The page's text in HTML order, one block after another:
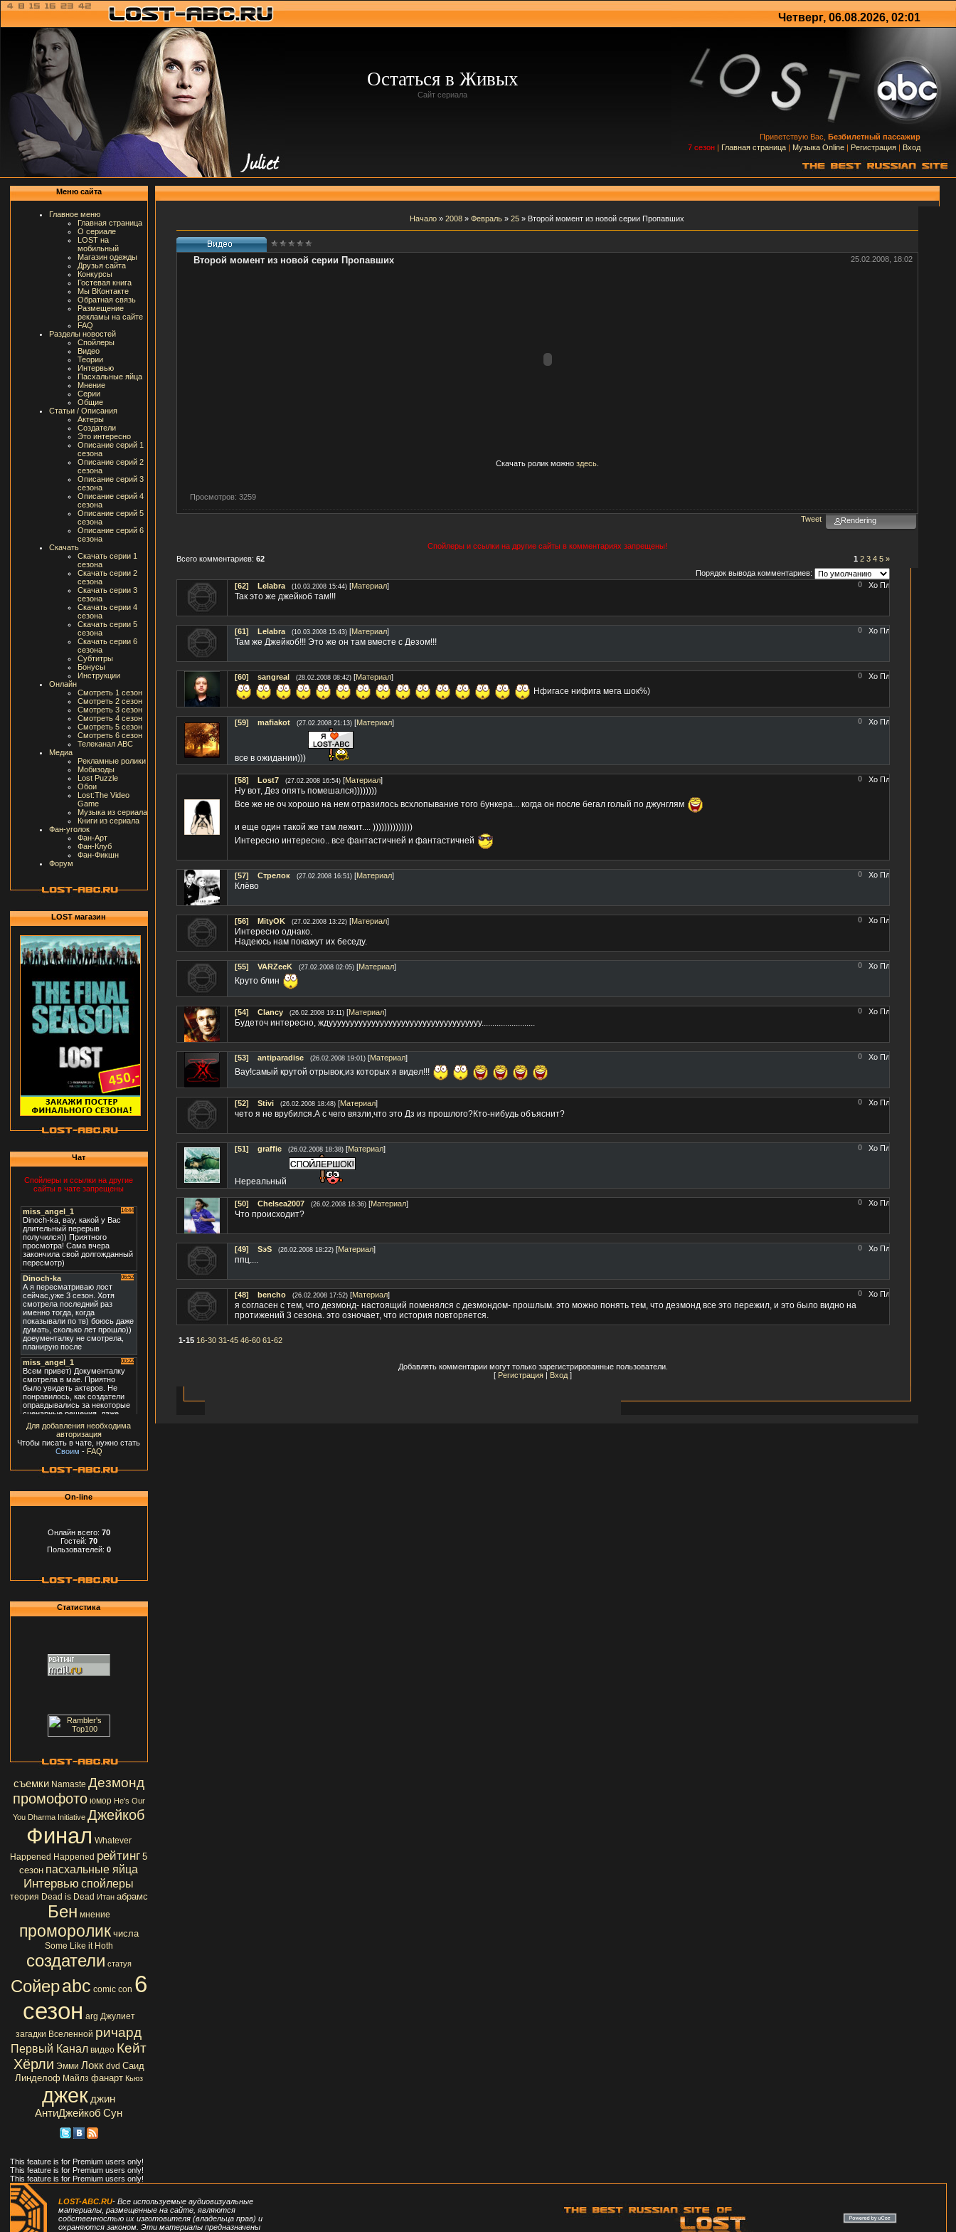
Четверг, 06.08.2026, 02:01
Остаться в Живых
Сайт сериала
Приветствую Вас, Безбилетный пассажир
7 сезон | Главная страница | Музыка Online | Регистрация | Вход
Меню сайта
Главное меню
Главная страница
О сериале
LOST на
мобильный
Магазин одежды
Друзья сайта
Конкурсы
Гостевая книга
Мы ВКонтакте
Обратная связь
Размещение
рекламы на сайте
FAQ
Разделы новостей
Спойлеры
Видео
Теории
Интервью
Пасхальные яйца
Мнение
Серии
Общие
Статьи / Описания
Актеры
Создатели
Это интересно
Описание серий 1
сезона
Описание серий 2
сезона
Описание серий 3
сезона
Описание серий 4
сезона
Описание серий 5
сезона
Описание серий 6
сезона
Скачать
Скачать серии 1
сезона
Скачать серии 2
сезона
Скачать серии 3
сезона
Скачать серии 4
сезона
Скачать серии 5
сезона
Скачать серии 6
сезона
Субтитры
Бонусы
Инструкции
Онлайн
Смотреть 1 сезон
Смотреть 2 сезон
Смотреть 3 сезон
Смотреть 4 сезон
Смотреть 5 сезон
Смотреть 6 сезон
Телеканал ABC
Медиа
Рекламные ролики
Мобизоды
Lost Puzzle
Обои
Lost:The Video
Game
Музыка из сериала
Книги из сериала
Фан-уголок
Фан-Арт
Фан-Клуб
Фан-Фикшн
Форум
LOST магазин
Чат
Спойлеры и ссылки на другие
сайты в чате запрещены
Для добавления необходима
авторизация
Чтобы писать в чате, нужно стать
Своим - FAQ
On-line
Онлайн всего: 70
Гостей: 70
Пользователей: 0
Статистика
съемки Namaste Дезмонд
промофото юмор He's Our
You Dharma Initiative Джейкоб
Финал Whatever
Happened Happened рейтинг 5
сезон пасхальные яйца
Интервью спойлеры
теория Dead is Dead Итан абрамс
Бен мнение
проморолик числа
Some Like it Hoth
создатели статуя
Сойерabc comic con 6
сезон arg Джулиет
загадки Вселенной ричард
Первый Канал видео Кейт
Хёрли Эмми Локк dvd Саид
Линделоф Майлз фанарт Кьюз
джек джин
АнтиДжейкоб Сун
This feature is for Premium users only!
This feature is for Premium users only!
This feature is for Premium users only!
Начало » 2008 » Февраль » 25 » Второй момент из новой серии Пропавших
25.02.2008, 18:02
Второй момент из новой серии Пропавших
Скачать ролик можно здесь
Просмотров: 3259
Rendering
Tweet
Спойлеры и ссылки на другие сайты в комментариях запрещены!
Всего комментариев: 62 1 2 3 4 5 »
Порядок вывода комментариев:
0
[62] Lelabra (10.03.2008 15:44)[Материал]
Так это же джейкоб там!!!
0
[61] Lelabra (10.03.2008 15:43)[Материал]
Там же Джейкоб!!! Это же он там вместе с Дезом!!!
0
[60] sangreal (28.02.2008 08:42)[Материал]
Нфигасе нифига мега шок%)
0
[59] mafiakot (27.02.2008 21:13)[Материал]
все в ожидании)))
0
[58] Lost7 (27.02.2008 16:54)[Материал]
Ну вот, Дез опять помешался))))))))
Все же не оч хорошо на нем отразилось всхлопывание того бункера... когда он после бегал голый по джунглям
и еще один такой же там лежит.... ))))))))))))))
Интересно интересно.. все фантастичней и фантастичней
0
[57] Стрелок (27.02.2008 16:51)[Материал]
Клёво
0
[56] MityOK (27.02.2008 13:22)[Материал]
Интересно однако.
Надеюсь нам покажут их беседу.
0
[55] VARZeeK (27.02.2008 02:05)[Материал]
Круто блин
0
[54] Clancy (26.02.2008 19:11)[Материал]
Будеточ интересно, ждуууууууууууууууууууууууууууууууууууу.........................
0
[53] antiparadise (26.02.2008 19:01)[Материал]
Вау!самый крутой отрывок,из которых я видел!!!
0
[52] Stivi (26.02.2008 18:48)[Материал]
чето я не врубился.А с чего вязли,что это Дз из прошлого?Кто-нибудь объяснит?
0
[51] graffie (26.02.2008 18:38)[Материал]
Нереальный
0
[50] Chelsea2007 (26.02.2008 18:36)[Материал]
Что происходит?
0
[49] SэS (26.02.2008 18:22)[Материал]
ппц....
0
[48] bencho (26.02.2008 17:52)[Материал]
я согласен с тем, что дезмонд- настоящий поменялся с дезмондом- прошлым. это можно понять тем, что дезмонд все это пережил, и это было видно на
протижений 3 сезона. это озночает, что история повторяется.
1-15 16-30 31-45 46-60 61-62
Добавлять комментарии могут только зарегистрированные пользователи.
[ Регистрация Вход ]
LOST-ABC.RU- Все используемые аудиовизуальные
материалы, размещенные на сайте, являются
собственностью их изготовителя (владельца прав) и
охраняются законом. Эти материалы предназначены